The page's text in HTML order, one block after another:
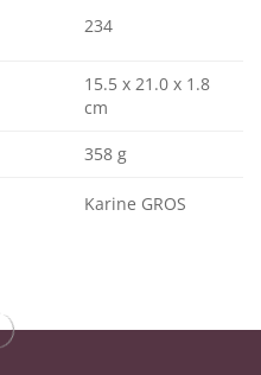
234
15.5 x 21.0 x 1.8
cm
358 g
Karine GROS